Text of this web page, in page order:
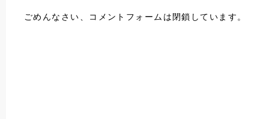
ごめんなさい、コメントフォームは閉鎖しています。